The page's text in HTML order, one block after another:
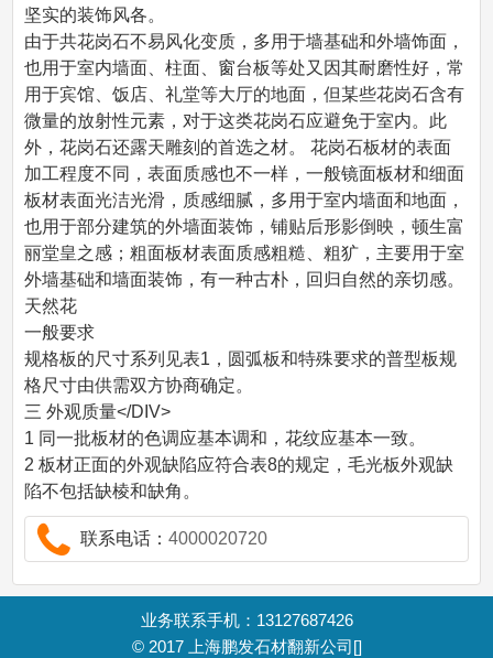
坚实的装饰风各。
由于共花岗石不易风化变质，多用于墙基础和外墙饰面，
也用于室内墙面、柱面、窗台板等处又因其耐磨性好，常
用于宾馆、饭店、礼堂等大厅的地面，但某些花岗石含有
微量的放射性元素，对于这类花岗石应避免于室内。此
外，花岗石还露天雕刻的首选之材。 花岗石板材的表面
加工程度不同，表面质感也不一样，一般镜面板材和细面
板材表面光洁光滑，质感细腻，多用于室内墙面和地面，
也用于部分建筑的外墙面装饰，铺贴后形影倒映，顿生富
丽堂皇之感；粗面板材表面质感粗糙、粗犷，主要用于室
外墙基础和墙面装饰，有一种古朴，回归自然的亲切感。
天然花
一般要求
规格板的尺寸系列见表1，圆弧板和特殊要求的普型板规
格尺寸由供需双方协商确定。
三 外观质量</DIV>
1 同一批板材的色调应基本调和，花纹应基本一致。
2 板材正面的外观缺陷应符合表8的规定，毛光板外观缺
陷不包括缺棱和缺角。
联系电话：4000020720
业务联系手机：13127687426
© 2017
上海鹏发石材翻新公司[]